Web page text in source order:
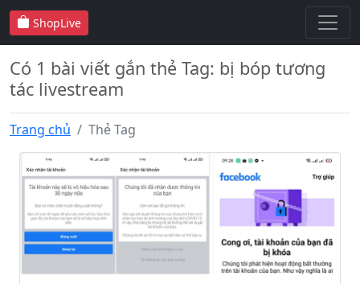
ShopLive
Có 1 bài viết gắn thẻ Tag: bị bóp tương
tác livestream
Trang chủ Thẻ Tag